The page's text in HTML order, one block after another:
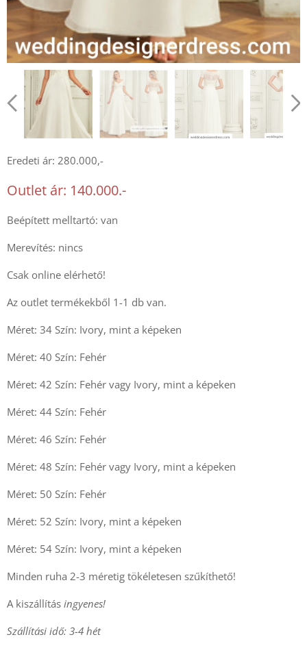
Eredeti ár: 280.000,-
Outlet ár: 140.000.-
Beépített melltartó: van
Merevítés: nincs
Csak online elérhető!
Az outlet termékekből 1-1 db van.
Méret: 34 Szín: Ivory, mint a képeken
Méret: 40 Szín: Fehér
Méret: 42 Szín: Fehér vagy Ivory, mint a képeken
Méret: 44 Szín: Fehér
Méret: 46 Szín: Fehér
Méret: 48 Szín: Fehér vagy Ivory, mint a képeken
Méret: 50 Szín: Fehér
Méret: 52 Szín: Ivory, mint a képeken
Méret: 54 Szín: Ivory, mint a képeken
Minden ruha 2-3 méretig tökéletesen szűkíthető!
A kiszállítás ingyenes!
Szállítási idő: 3-4 hét